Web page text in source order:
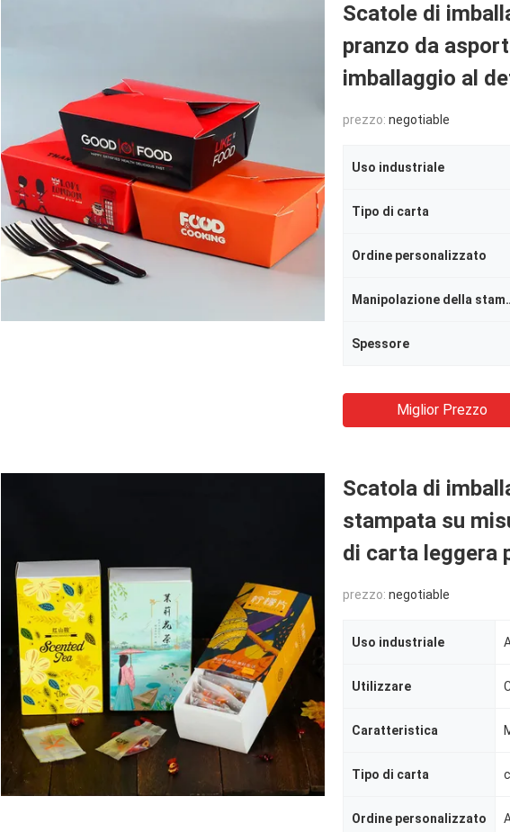
Scatole di
pranzo da
imballaggio al
prezzo: negotiable
Uso industriale
Tipo di carta
Ordine personalizzato
Spessore
Miglior Prezzo
Scatola di
stampata su
di carta leggera
prezzo: negotiable
Uso industriale
Utilizzare
Caratteristica
Tipo di carta
Ordine personalizzato